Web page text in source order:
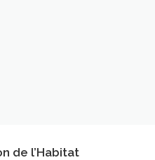
de l’Habitat